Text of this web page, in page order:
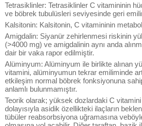
Tetrasiklinler: Tetrasiklinler C vitamininin
ve böbrek tubulüsleri seviyesinde geri
Kalsitonin: Kalsitonin, C vitamininin
Amigdalin: Siyanür zehirlenmesi riskinin
(>4000 mg) ve amigdalinin aynı anda
dair bir vaka rapor edilmiştir.
Alüminyum: Alüminyum ile birlikte alınan
vitamini, alüminyumun tekrar emiliminde
etkileşim normal böbrek fonksiyonuna
anlamlı bulunmamıştır.
Teorik olarak; yüksek dozlardaki C
dolayısıyla asidik özellikteki ilaçların
tübüler reabsorbsiyona uğramasına